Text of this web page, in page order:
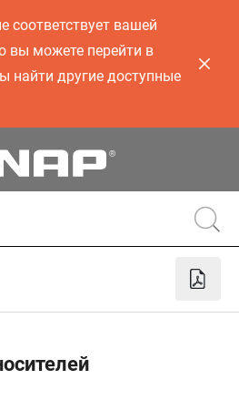
соответствует вашей
вы можете перейти в
найти другие доступные